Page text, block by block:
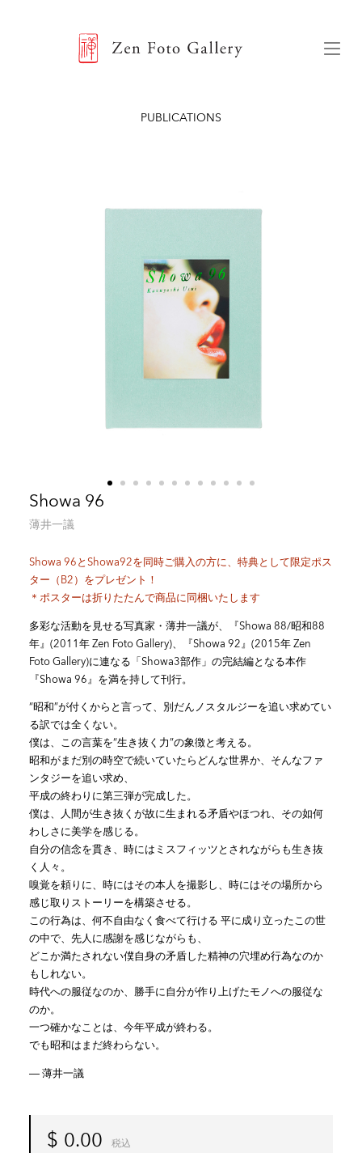
PUBLICATIONS
Showa 96
薄井一議
Showa 96とShowa92を同時ご購入の方に、特典として限定ポス
ター（B2）をプレゼント！
＊ポスターは折りたたんで商品に同梱いたします
多彩な活動を見せる写真家・薄井一議が、『Showa 88/昭和88
年』(2011年 Zen Foto Gallery)、『Showa 92』(2015年 Zen
Foto Gallery)に連なる「Showa3部作」の完結編となる本作
『Showa 96』を満を持して刊行。
“昭和”が付くからと言って、別だんノスタルジーを追い求めてい
る訳では全くない。
僕は、この言葉を“生き抜く力”の象徴と考える。
昭和がまだ別の時空で続いていたらどんな世界か、そんなファ
ンタジーを追い求め、
平成の終わりに第三弾が完成した。
僕は、人間が生き抜くが故に生まれる矛盾やほつれ、その如何
わしさに美学を感じる。
自分の信念を貫き、時にはミスフィッツとされながらも生き抜
く人々。
嗅覚を頼りに、時にはその本人を撮影し、時にはその場所から
感じ取りストーリーを構築させる。
この行為は、何不自由なく食べて行ける 平に成り立ったこの世
の中で、先人に感謝を感じながらも、
どこか満たされない僕自身の矛盾した精神の穴埋め行為なのか
もしれない。
時代への服従なのか、勝手に自分が作り上げたモノへの服従な
のか。
一つ確かなことは、今年平成が終わる。
でも昭和はまだ終わらない。
― 薄井一議
$ 0.00 税込